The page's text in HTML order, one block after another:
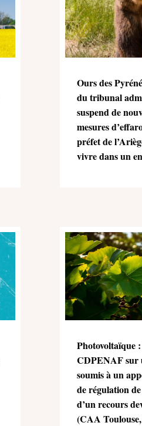
Ours des
du tribunal
suspend de
mesures
préfet de
vivre dans un
Photovoltaïque
CDPENAF sur
soumis à un
de régulation
d’un recours
(CAA